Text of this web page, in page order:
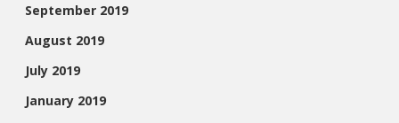
September 2019
August 2019
July 2019
January 2019